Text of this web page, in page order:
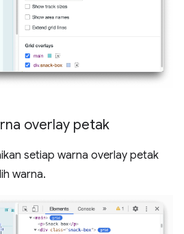
overlay petak
setiap warna overlay petak
warna.